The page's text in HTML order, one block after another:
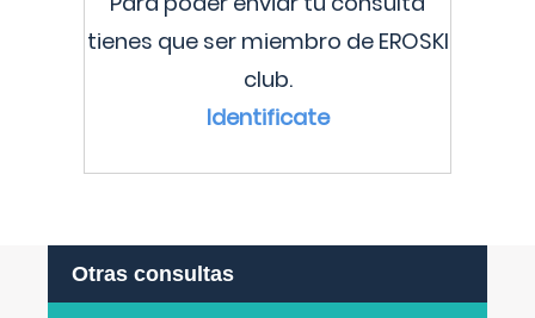
tienes que ser miembro de EROSKI
club.
Identificate
Otras consultas